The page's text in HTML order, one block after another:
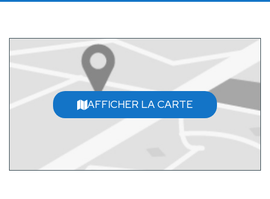
AFFICHER LA CARTE